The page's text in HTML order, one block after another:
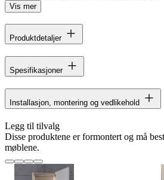
Vis mer
Produktdetaljer
Spesifikasjoner
Installasjon, montering og vedlikehold
Legg til tilvalg
Disse produktene er formontert og må
møblene.